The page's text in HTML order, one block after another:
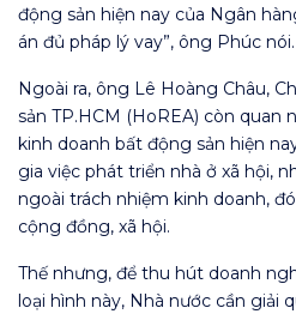
động sản hiện nay của Ngân
án đủ pháp lý vay”, ông Phúc nói.
Ngoài ra, ông Lê Hoàng Châu,
sản TP.HCM (HoREA) còn quan
kinh doanh bất động sản hiện
gia việc phát triển nhà ở xã hội,
ngoài trách nhiệm kinh doanh,
cộng đồng, xã hội.
Thế nhưng, để thu hút doanh
loại hình này, Nhà nước cần giải